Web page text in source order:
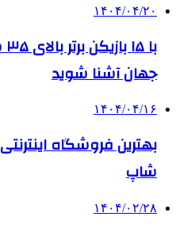
۱۴۰۴/۰۴/۲۰
جهان آشنا شوید
۱۴۰۴/۰۴/۱۶
بهترین فروشگاه
شاپ
۱۴۰۴/۰۲/۲۸